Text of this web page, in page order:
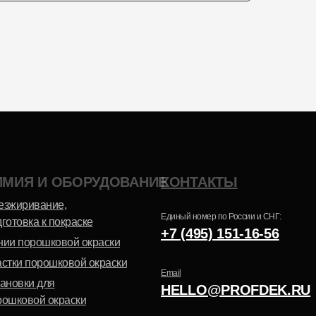
И ОБОРУДОВАНИЕКОНТАКТЫ
для
окраски
к покраске
порошковой окраски
порошковой окраски
Единый номер по России и СНГ:
+7 (495) 151-16-56
Email
HELLO@PROFDEK.RU